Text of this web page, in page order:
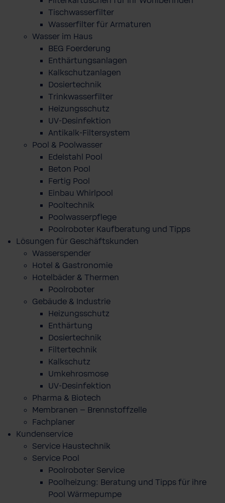
Tischwasserfilter
Wasserfilter für Armaturen
Wasser im Haus
BEG Foerderung
Enthärtungsanlagen
Kalkschutzanlagen
Dosiertechnik
Trinkwasserfilter
Heizungsschutz
UV-Desinfektion
Antikalk-Filtersystem
Pool & Poolwasser
Edelstahl Pool
Beton Pool
Fertig Pool
Einbau Whirlpool
Pooltechnik
Poolwasserpflege
Poolroboter Kaufberatung und Tipps
Lösungen für Geschäftskunden
Wasserspender
Hotel & Gastronomie
Hotelbäder & Thermen
Poolroboter
Gebäude & Industrie
Heizungsschutz
Enthärtung
Dosiertechnik
Filtertechnik
Kalkschutz
Umkehrosmose
UV-Desinfektion
Pharma & Biotech
Membranen – Brennstoffzelle
Fachplaner
Kundenservice
Service Haustechnik
Service Pool
Poolroboter Service
Poolheizung: Beratung und Tipps für ihre
Pool Wärmepumpe